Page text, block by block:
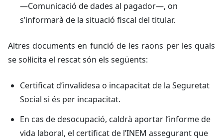
—Comunicació de dades al pagador—, on
s’informarà de la situació fiscal del titular.
Altres documents en funció de les raons per les quals
se sol·licita el rescat són els següents:
Certificat d’invalidesa o incapacitat de la Seguretat
Social si és per incapacitat.
En cas de desocupació, caldrà aportar l’informe de
vida laboral, el certificat de l’INEM assegurant que